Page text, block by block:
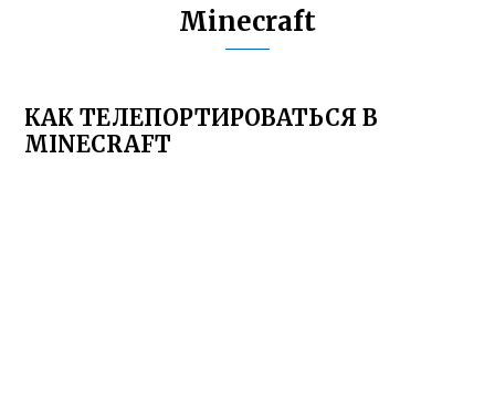
Minecraft
КАК ТЕЛЕПОРТИРОВАТЬСЯ В
MINECRAFT